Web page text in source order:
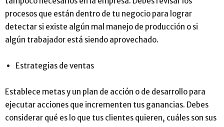
procesos que están dentro de tu negocio para lograr
detectar si existe algún mal manejo de producción o si
algún trabajador está siendo aprovechado.
Estrategias de ventas
Establece metas y un plan de acción o de desarrollo para
ejecutar acciones que incrementen tus ganancias. Debes
considerar qué es lo que tus clientes quieren, cuáles son sus